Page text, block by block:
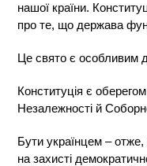
нашої країни.
про те, що держава
Це свято є особливим
Конституція є
Незалежності й
Бути українцем –
на захисті